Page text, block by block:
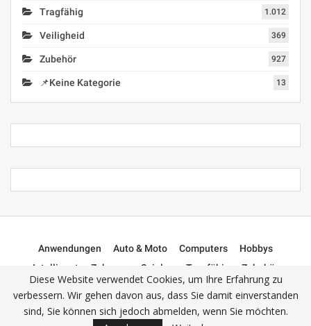
Tragfähig 1.012
Veiligheid 369
Zubehör 927
📌Keine Kategorie 13
Anwendungen Auto & Moto Computers
Hobbys
Intelligentes Zuhause
Spielen Tragfähig
Zubehör
📌Keine Kategorie
Diese Website verwendet Cookies, um Ihre Erfahrung zu
verbessern. Wir gehen davon aus, dass Sie damit einverstanden
sind, Sie können sich jedoch abmelden, wenn Sie möchten.